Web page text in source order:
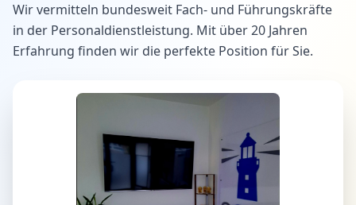
Wir vermitteln bundesweit Fach- und Führungskräfte
in der Personaldienstleistung. Mit über 20 Jahren
Erfahrung finden wir die perfekte Position für Sie.